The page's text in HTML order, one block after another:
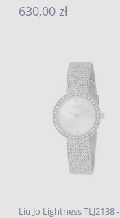
630,00 zł
Liu Jo Lightness TLJ2138 -